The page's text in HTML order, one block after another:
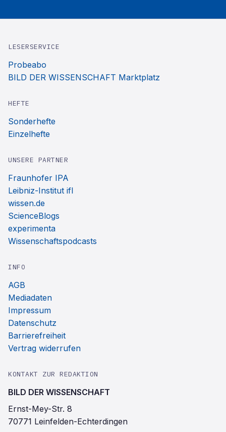
LESERSERVICE
Probeabo
BILD DER WISSENSCHAFT Marktplatz
HEFTE
Sonderhefte
Einzelhefte
UNSERE PARTNER
Fraunhofer IPA
Leibniz-Institut ifl
wissen.de
ScienceBlogs
experimenta
Wissenschaftspodcasts
INFO
AGB
Mediadaten
Impressum
Datenschutz
Barrierefreiheit
Vertrag widerrufen
KONTAKT ZUR REDAKTION
BILD DER WISSENSCHAFT
Ernst-Mey-Str. 8
70771 Leinfelden-Echterdingen